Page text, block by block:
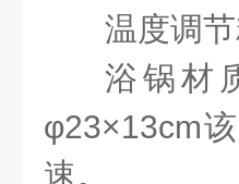
温度调
浴锅材
φ23×13cm
速。